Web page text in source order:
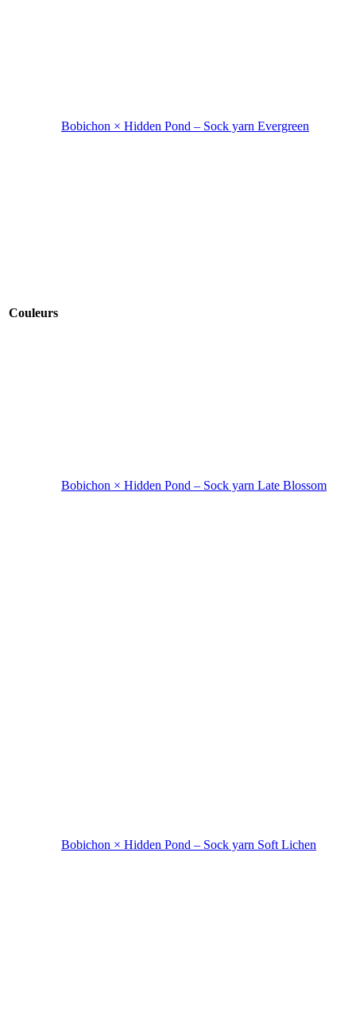
Couleurs
Bobichon × Hidden Pond – Sock yarn Evergreen
Bobichon × Hidden Pond – Sock yarn Late Blossom
Bobichon × Hidden Pond – Sock yarn Soft Lichen